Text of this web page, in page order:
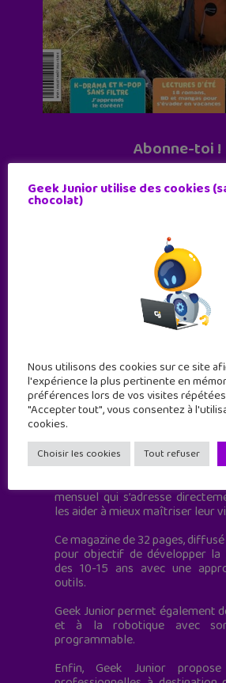
Abonne-toi !
Geek Junior est le premier site
à destination des adolescents.
mensuel qui s’adresse
les aider à mieux maîtriser leur
Ce magazine de 32 pages,
pour objectif de développer la
des 10-15 ans avec une
outils.
Geek Junior permet également
et à la robotique avec
programmable.
Enfin, Geek Junior
Geek Junior utilise des cookies
chocolat)
Nous utilisons des cookies sur ce site
l'expérience la plus pertinente en
préférences lors de vos visites
"Accepter tout", vous consentez à
cookies.
Choisir les cookies Tout refuser